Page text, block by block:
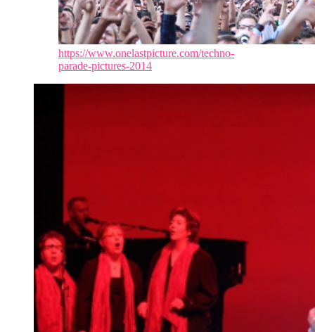
https://www.onelastpicture.com/techno-
parade-pictures-2014